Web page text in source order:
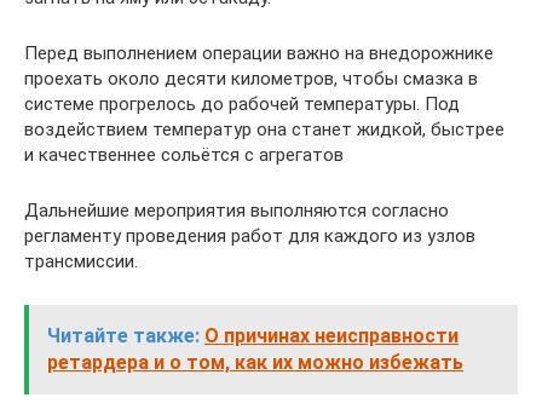
Перед выполнением операции важно на внедорожнике
проехать около десяти километров, чтобы смазка в
системе прогрелось до рабочей температуры. Под
воздействием температур она станет жидкой, быстрее
и качественнее сольётся с агрегатов
Дальнейшие мероприятия выполняются согласно
регламенту проведения работ для каждого из узлов
трансмиссии.
Читайте также: О причинах неисправности
ретардера и о том, как их можно избежать